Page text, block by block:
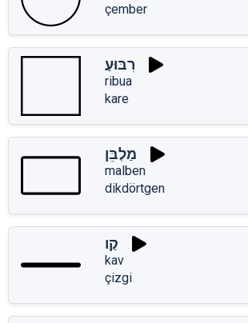
çember
רִבּוּעַ
ribua
kare
מַלְבֵּן
malben
dikdörtgen
קַו
kav
çizgi